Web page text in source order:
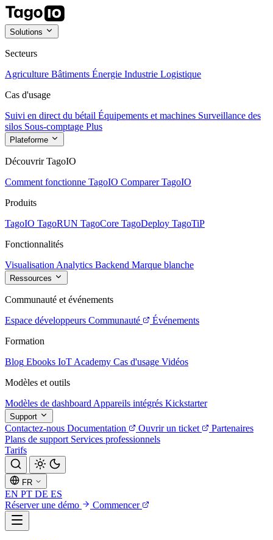
Solutions
Secteurs
Agriculture Bâtiments Énergie Industrie Logistique
Cas d'usage
Suivi en direct du bétail Équipements et machines Surveillance des
silos Sous-comptage Plus
Plateforme
Découvrir TagoIO
Comment fonctionne TagoIO Comparer TagoIO
Produits
TagoIO TagoRUN TagoCore TagoDeploy TagoTiP
Fonctionnalités
Visualisation Analytics Backend Marque blanche
Ressources
Communauté et événements
Espace développeurs Communauté
Événements
Formation
Blog Ebooks IoT Academy Cas d'usage Vidéos
Modèles et outils
Modèles de dashboard Appareils intégrés Kickstarter
Support
Contactez-nous Documentation Ouvrir un ticket
Partenaires
Plans de support Services professionnels
Tarifs
FR
EN PT DE ES
Réserver une démo
Commencer